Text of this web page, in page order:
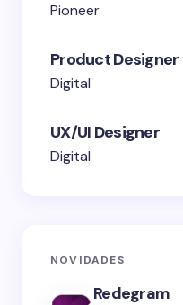
Pioneer
Product Designer
Digital
UX/UI Designer
Digital
NOVIDADES
Redegram